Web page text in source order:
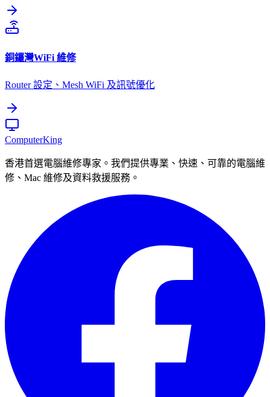
銅鑼灣WiFi 維修
Router 設定、Mesh WiFi 及訊號優化
ComputerKing
香港首選電腦維修專家。我們提供專業、快速、可靠的電腦維
修、Mac 維修及資料救援服務。